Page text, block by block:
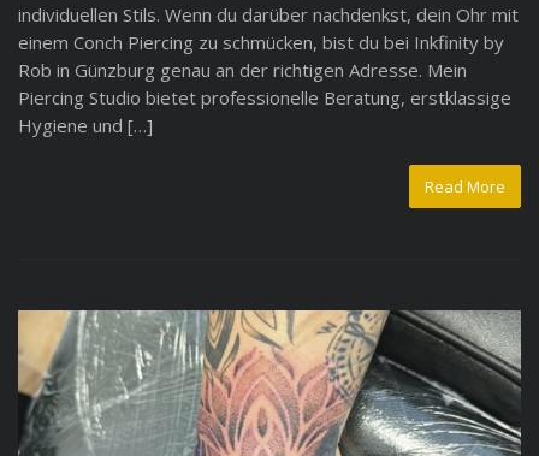
individuellen Stils. Wenn du darüber nachdenkst, dein Ohr mit
einem Conch Piercing zu schmücken, bist du bei Inkfinity by
Rob in Günzburg genau an der richtigen Adresse. Mein
Piercing Studio bietet professionelle Beratung, erstklassige
Hygiene und […]
Read More